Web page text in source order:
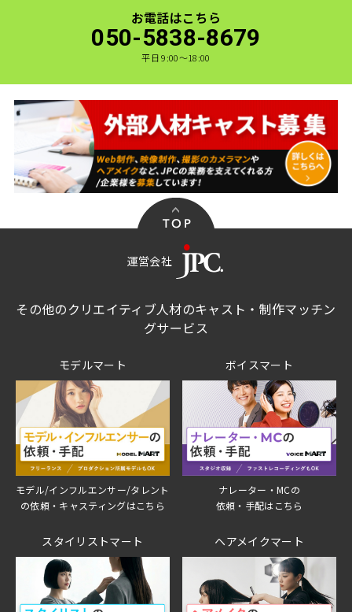
お電話はこちら
050-5838-8679
平日 9:00〜18:00
運営会社
その他のクリエイティブ人材のキャスト・制作マッチン
グサービス
モデルマート
モデル/インフルエンサー/タレント
の依頼・キャスティングはこちら
ボイスマート
ナレーター・MCの
依頼・手配はこちら
スタイリストマート ヘアメイクマート